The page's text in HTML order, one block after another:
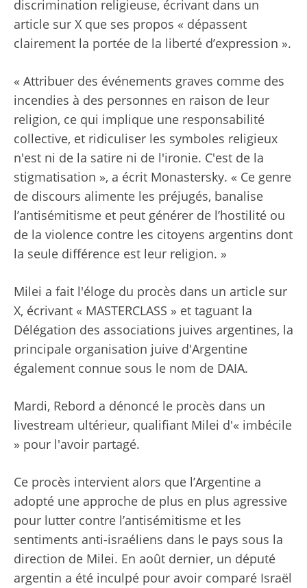
discrimination religieuse, écrivant dans un
article sur X que ses propos « dépassent
clairement la portée de la liberté d’expression ».
« Attribuer des événements graves comme des
incendies à des personnes en raison de leur
religion, ce qui implique une responsabilité
collective, et ridiculiser les symboles religieux
n'est ni de la satire ni de l'ironie. C'est de la
stigmatisation », a écrit Monastersky. « Ce genre
de discours alimente les préjugés, banalise
l’antisémitisme et peut générer de l’hostilité ou
de la violence contre les citoyens argentins dont
la seule différence est leur religion. »
Milei a fait l'éloge du procès dans un article sur
X, écrivant « MASTERCLASS » et taguant la
Délégation des associations juives argentines, la
principale organisation juive d'Argentine
également connue sous le nom de DAIA.
Mardi, Rebord a dénoncé le procès dans un
livestream ultérieur, qualifiant Milei d'« imbécile
» pour l'avoir partagé.
Ce procès intervient alors que l’Argentine a
adopté une approche de plus en plus agressive
pour lutter contre l’antisémitisme et les
sentiments anti-israéliens dans le pays sous la
direction de Milei. En août dernier, un député
argentin a été inculpé pour avoir comparé Israël